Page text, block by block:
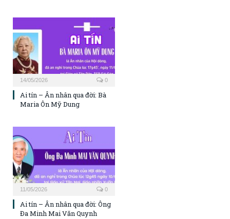
14/05/2026 0
Ai tín – Ân nhân qua đời: Bà
Maria Ôn Mỹ Dung
11/05/2026 0
Ai tín – Ân nhân qua đời: Ông
Đa Minh Mai Văn Quynh